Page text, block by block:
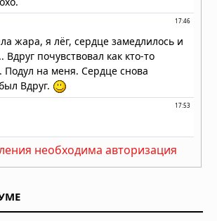
необходима авторизация